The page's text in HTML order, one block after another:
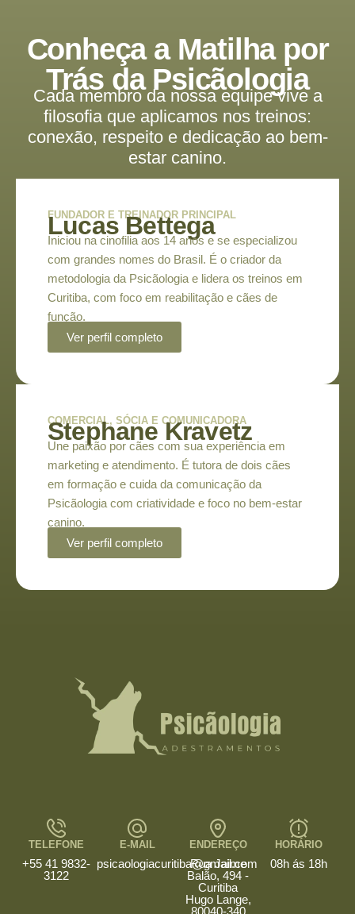
Conheça a Matilha por
Trás da Psicãologia
Cada membro da nossa equipe vive a
filosofia que aplicamos nos treinos:
conexão, respeito e dedicação ao bem-
estar canino.
FUNDADOR E TREINADOR PRINCIPAL
Lucas Bettega
Iniciou na cinofilia aos 14 anos e se especializou
com grandes nomes do Brasil. É o criador da
metodologia da Psicãologia e lidera os treinos em
Curitiba, com foco em reabilitação e cães de
função.
Ver perfil completo
COMERCIAL, SÓCIA E COMUNICADORA
Stephane Kravetz
Une paixão por cães com sua experiência em
marketing e atendimento. É tutora de dois cães
em formação e cuida da comunicação da
Psicãologia com criatividade e foco no bem-estar
canino.
Ver perfil completo
TELEFONE
+55 41 9832-
3122
E-MAIL
psicaologiacuritiba@gmail.com
ENDEREÇO
Rua Jaime
Balão, 494 -
Curitiba
Hugo Lange,
80040-340
HORÁRIO
08h ás 18h